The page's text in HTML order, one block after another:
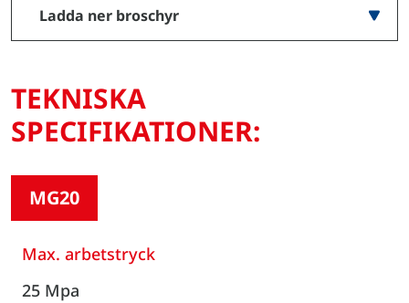
Ladda ner broschyr
TEKNISKA
SPECIFIKATIONER:
MG20
Max. arbetstryck
25 Mpa